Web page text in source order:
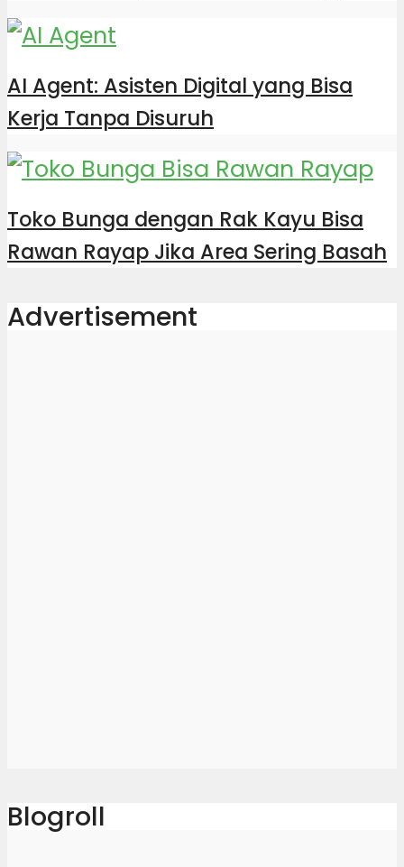
AI Agent: Asisten Digital yang Bisa
Kerja Tanpa Disuruh
Toko Bunga dengan Rak Kayu Bisa
Rawan Rayap Jika Area Sering Basah
Advertisement
Blogroll